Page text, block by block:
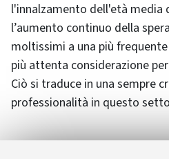
l'innalzamento dell'età media
l’aumento continuo della
moltissimi a una più
più attenta considerazione
Ciò si traduce in una sempre
professionalità in questo